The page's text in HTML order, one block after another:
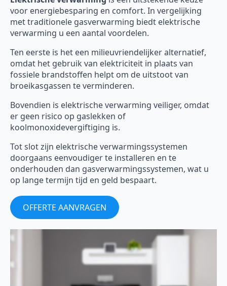
voor energiebesparing en comfort. In vergelijking
met traditionele gasverwarming biedt elektrische
verwarming u een aantal voordelen.
Ten eerste is het een milieuvriendelijker alternatief,
omdat het gebruik van elektriciteit in plaats van
fossiele brandstoffen helpt om de uitstoot van
broeikasgassen te verminderen.
Bovendien is elektrische verwarming veiliger, omdat
er geen risico op gaslekken of
koolmonoxidevergiftiging is.
Tot slot zijn elektrische verwarmingssystemen
doorgaans eenvoudiger te installeren en te
onderhouden dan gasverwarmingssystemen, wat u
op lange termijn tijd en geld bespaart.
OFFERTE AANVRAGEN